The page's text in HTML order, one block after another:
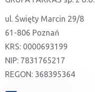
ul. Święty Marcin 29/8
61-806 Poznań
KRS: 0000693199
NIP: 7831765217
REGON: 368395364